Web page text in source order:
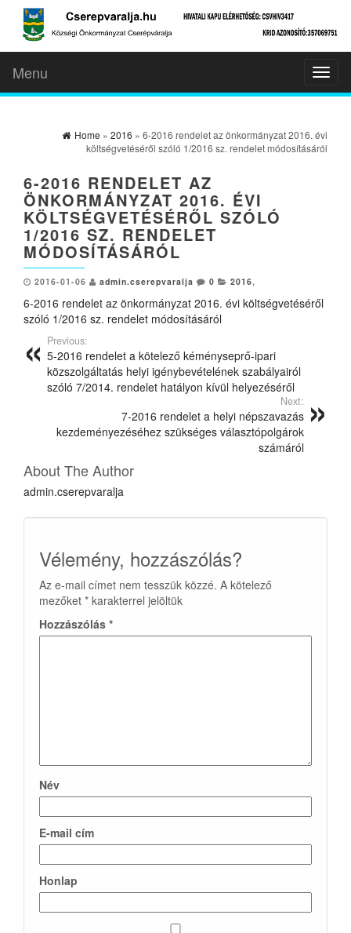
Menu
Home » 2016 » 6-2016 rendelet az önkormányzat 2016. évi
költségvetéséről szóló 1/2016 sz. rendelet módosításáról
6-2016 RENDELET AZ
ÖNKORMÁNYZAT 2016. ÉVI
KÖLTSÉGVETÉSÉRŐL SZÓLÓ
1/2016 SZ. RENDELET
MÓDOSÍTÁSÁRÓL
2016-01-06 admin.cserepvaralja 0 2016,
6-2016 rendelet az önkormányzat 2016. évi költségvetéséről
szóló 1/2016 sz. rendelet módosításáról
Previous:
5-2016 rendelet a kötelező kéményseprő-ipari
közszolgáltatás helyi igénybevételének szabályairól
szóló 7/2014. rendelet hatályon kívül helyezéséről
Next:
7-2016 rendelet a helyi népszavazás
kezdeményezéséhez szükséges választópolgárok
számáról
About The Author
admin.cserepvaralja
Vélemény, hozzászólás?
Az e-mail címet nem tesszük közzé. A kötelező
mezőket * karakterrel jelöltük
Hozzászólás *
Név
E-mail cím
Honlap